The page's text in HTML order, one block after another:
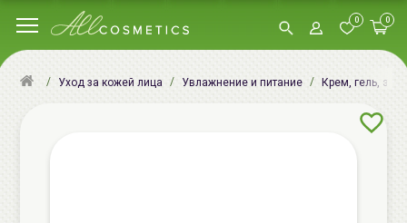
0 0
Уход за кожей лица Увлажнение и питание Крем, гель,